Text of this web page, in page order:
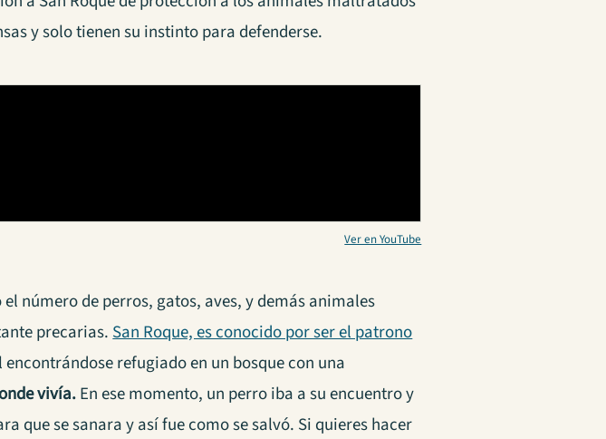
y solo tienen su instinto para defenderse.
Ver en YouTube
número de perros, gatos, aves, y demás animales
precarias.San Roque, es conocido por ser el patrono
refugiado en un bosque con una
vivía.En ese momento, un perro iba a su encuentro y
que se sanara y así fue como se salvó. Si quieres hacer